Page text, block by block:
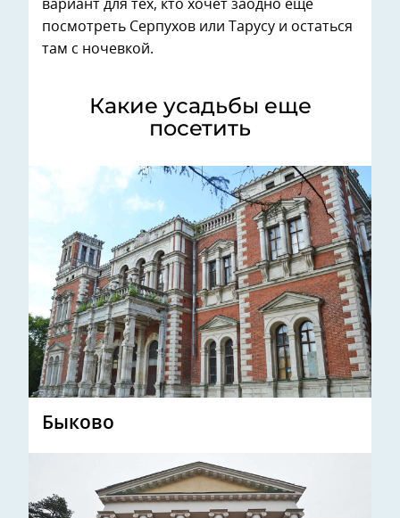
вариант для тех, кто хочет заодно еще
посмотреть Серпухов или Тарусу и остаться
там с ночевкой.
Какие усадьбы еще
посетить
Быково